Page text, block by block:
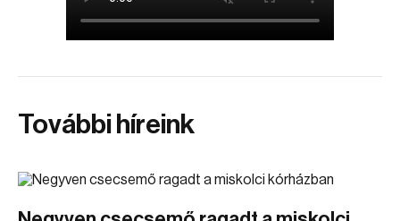
További híreink